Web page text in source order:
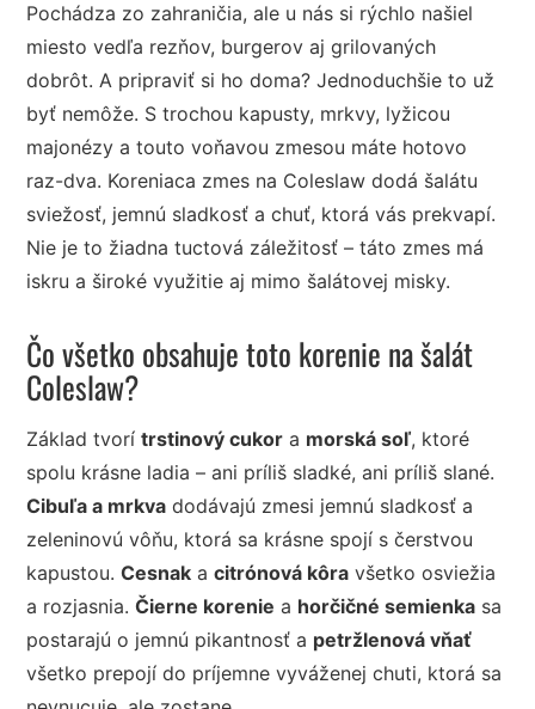
Pochádza zo zahraničia, ale u nás si rýchlo našiel
miesto vedľa rezňov, burgerov aj grilovaných
dobrôt. A pripraviť si ho doma? Jednoduchšie to už
byť nemôže. S trochou kapusty, mrkvy, lyžicou
majonézy a touto voňavou zmesou máte hotovo
raz-dva. Koreniaca zmes na Coleslaw dodá šalátu
sviežosť, jemnú sladkosť a chuť, ktorá vás prekvapí.
Nie je to žiadna tuctová záležitosť – táto zmes má
iskru a široké využitie aj mimo šalátovej misky.
Čo všetko obsahuje toto korenie na šalát
Coleslaw?
Základ tvorítrstinový cukor a morská soľ, ktoré
spolu krásne ladia – ani príliš sladké, ani príliš slané.
Cibuľa a mrkva dodávajú zmesi jemnú sladkosť a
zeleninovú vôňu, ktorá sa krásne spojí s čerstvou
kapustou.Cesnak acitrónová kôra všetko osviežia
a rozjasnia.Čierne korenie a horčičné semienka sa
postarajú o jemnú pikantnosť a petržlenová vňať
všetko prepojí do príjemne vyváženej chuti, ktorá sa